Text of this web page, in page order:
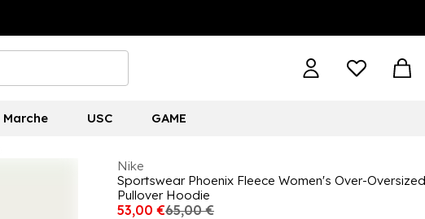
Marche USC GAME
Nike
Sportswear Phoenix Fleece Women's Over-Oversized
Pullover Hoodie
53,00 €65,00 €